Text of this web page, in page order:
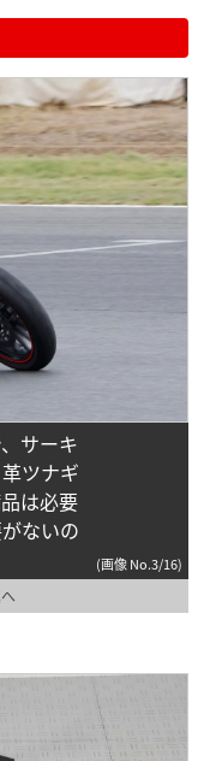
サーキ
ツナギ
は必要
ないの
(画像 No.3/16)